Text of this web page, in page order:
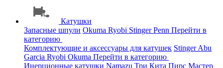
Катушки
Запасные шпули Okuma Ryobi StingerPenn Перейти в
категорию
Комплектующие и аксессуары для катушек StingerAbu
Garcia Ryobi Okuma Перейти в категорию
Инерционные катушки Namazu Три Кита Пирс Мастер